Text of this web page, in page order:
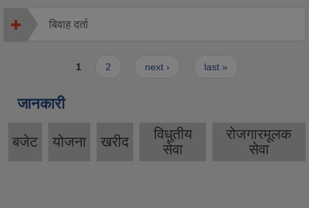
बिवाह दर्ता
1 2 next › last »
जानकारी
बजेट योजना खरीद
विधुतीय
सेवा
रोजगारमूलक
सेवा